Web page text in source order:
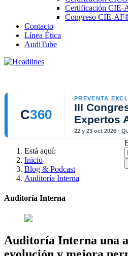
Certificación CIE-
Congreso CIE-
Contacto
Línea Ética
AudiTube
C360
PREVENTA
III
Expertos
22 y 23 oct 2026 ·
Está aquí:
Inicio
Blog & Podcast
Auditoría Interna
Auditoría Interna
Auditoría Interna una